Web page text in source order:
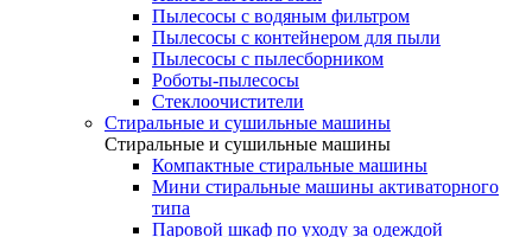
Пылесосы с водяным фильтром
Пылесосы с контейнером для пыли
Пылесосы с пылесборником
Роботы-пылесосы
Стеклоочистители
Стиральные и сушильные машины
Стиральные и сушильные машины
Компактные стиральные машины
Мини стиральные машины активаторного
типа
Паровой шкаф по уходу за одеждой